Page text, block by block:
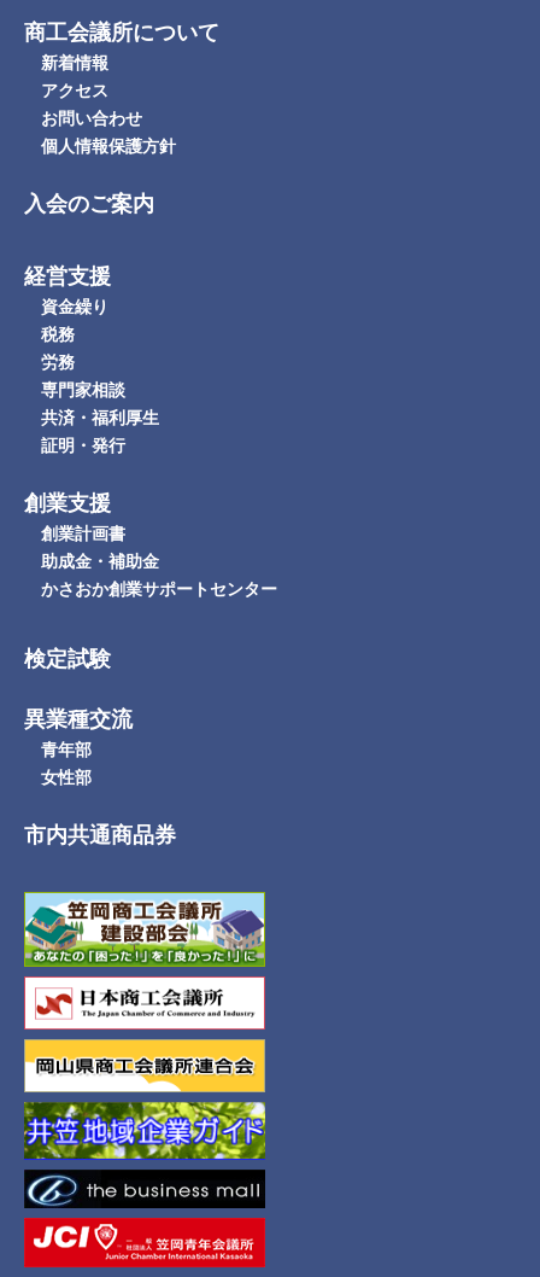
商工会議所について
新着情報
アクセス
お問い合わせ
個人情報保護方針
入会のご案内
経営支援
資金繰り
税務
労務
専門家相談
共済・福利厚生
証明・発行
創業支援
創業計画書
助成金・補助金
かさおか創業サポートセンター
検定試験
異業種交流
青年部
女性部
市内共通商品券